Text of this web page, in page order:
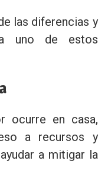
las diferencias y
uno de estos
ocurre en casa,
a recursos y
a mitigar la